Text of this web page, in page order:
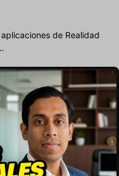
de Realidad